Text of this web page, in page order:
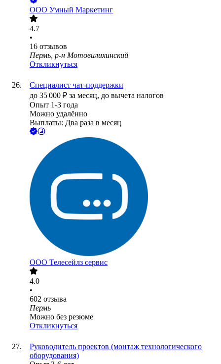
ООО Умный Маркетинг
4.7
•
16 отзывов
Пермь, р-н Мотовилихинский
Откликнуться
Специалист чат-поддержки
до 35 000 ₽ за месяц, до вычета налогов
Опыт 1-3 года
Можно удалённо
Выплаты: Два раза в месяц
ООО Телесейлз сервис
4.0
•
602 отзыва
Пермь
Можно без резюме
Откликнуться
Руководитель проектов (монтаж технологического
оборудования)